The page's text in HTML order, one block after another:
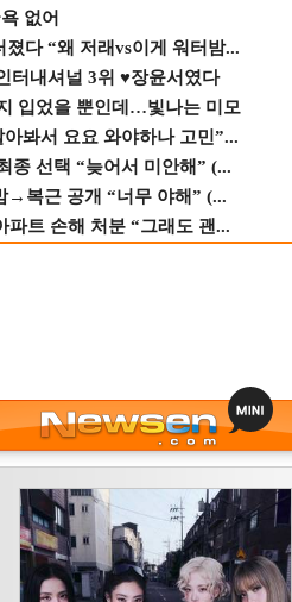
없어
다 “왜 저래vs이게 워터밤...
터내셔널 3위 ♥장윤서였다
입었을 뿐인데…빛나는 미모
봐서 요요 와야하나 고민”...
종 선택 “늦어서 미안해” (...
→복근 공개 “너무 야해” (...
파트 손해 처분 “그래도 괜...